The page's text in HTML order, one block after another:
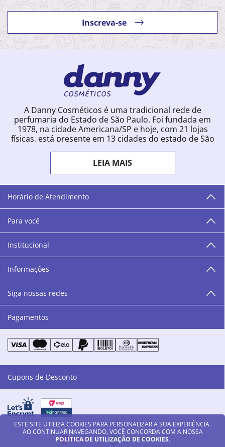
ESTE SITE UTILIZA COOKIES PARA PERSONALIZAR A SUA EXPERIÊNCIA.
AO CONTINUAR NAVEGANDO, VOCÊ CONCORDA COM A NOSSA
POLÍTICA DE UTILIZAÇÃO DE COOKIES.
Inscreva-se
A Danny Cosméticos é uma tradicional rede de
perfumaria do Estado de São Paulo. Foi fundada em
1978, na cidade Americana/SP e hoje, com 21 lojas
físicas, está presente em 13 cidades do estado de São
começou a vender para todo o território brasileiro.
Com uma infinidade de marcas e a filosofia de vender
produtos que vão do popular ao luxo, a Danny
Cosméticos mantém parceria com aproximadamente
300 grandes fornecedores e lançamentos diários na
área de beleza. São 12 centros técnicos que oferecem
programação semanal de cursos e encontros.
“O varejo corre nas nossas veias como nossos valores
humanos, éticos e morais. E que o branco e o azul anil,
as cores da Danny Cosméticos, possam continuar
transmitindo paz e harmonia para todos vocês!”
LEIA MAIS
Horário de Atendimento
Para você
Institucional
Informações
Siga nossas redes
Pagamentos
Cupons de Desconto